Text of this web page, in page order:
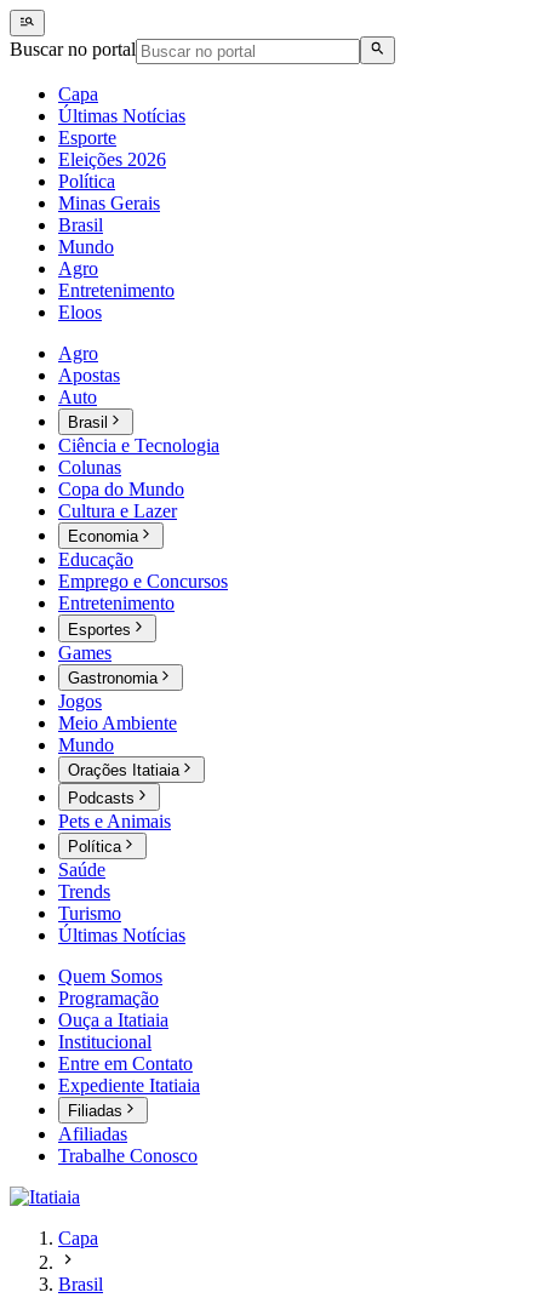
Buscar no portal
Capa
Últimas Notícias
Esporte
Eleições 2026
Política
Minas Gerais
Brasil
Mundo
Agro
Entretenimento
Eloos
Agro
Apostas
Auto
Brasil
Ciência e Tecnologia
Colunas
Copa do Mundo
Cultura e Lazer
Economia
Educação
Emprego e Concursos
Entretenimento
Esportes
Games
Gastronomia
Jogos
Meio Ambiente
Mundo
Orações Itatiaia
Podcasts
Pets e Animais
Política
Saúde
Trends
Turismo
Últimas Notícias
Quem Somos
Programação
Ouça a Itatiaia
Institucional
Entre em Contato
Expediente Itatiaia
Filiadas
Afiliadas
Trabalhe Conosco
Capa
Brasil